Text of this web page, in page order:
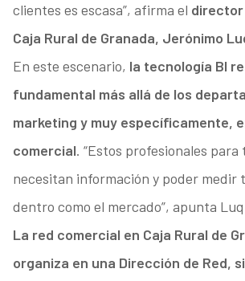
clientes es escasa”, afirma el director
Caja Rural de Granada, Jerónimo
En este escenario, la tecnología BI
fundamental más allá de los
marketing y muy específicamente,
comercial. “Estos profesionales
necesitan información y poder medir
dentro como el mercado”, apunta
La red comercial en Caja Rural de
organiza en una Dirección de Red,